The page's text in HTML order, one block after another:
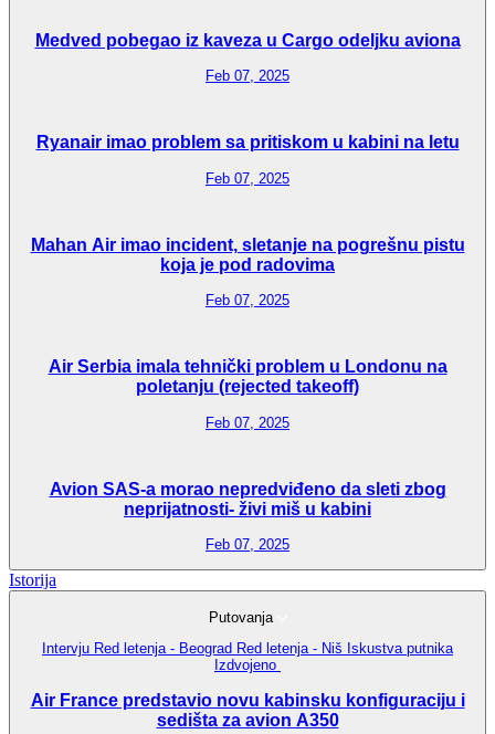
Medved pobegao iz kaveza u Cargo odeljku aviona
Feb 07, 2025
Ryanair imao problem sa pritiskom u kabini na letu
Feb 07, 2025
Mahan Air imao incident, sletanje na pogrešnu pistu
koja je pod radovima
Feb 07, 2025
Air Serbia imala tehnički problem u Londonu na
poletanju (rejected takeoff)
Feb 07, 2025
Avion SAS-a morao nepredviđeno da sleti zbog
neprijatnosti- živi miš u kabini
Feb 07, 2025
Istorija
Putovanja
Intervju Red letenja - Beograd Red letenja - Niš Iskustva putnika
Izdvojeno
Air France predstavio novu kabinsku konfiguraciju i
sedišta za avion A350